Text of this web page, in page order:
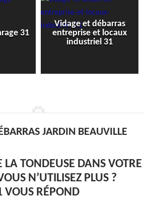
31
Vidage et débarras
entreprise et locaux
industriel 31
JARDIN BEAUVILLE
LA TONDEUSE DANS VOTRE
N’UTILISEZ PLUS ?
VOUS RÉPOND